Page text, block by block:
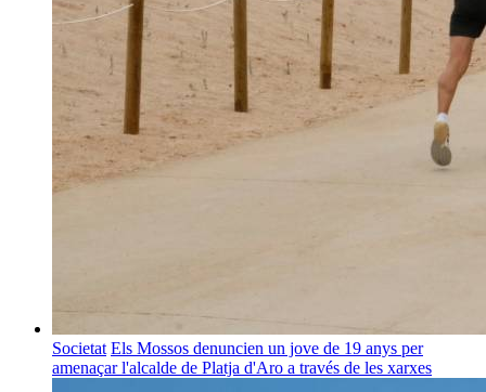
Societat Els Mossos denuncien un jove de 19 anys per
amenaçar l'alcalde de Platja d'Aro a través de les xarxes